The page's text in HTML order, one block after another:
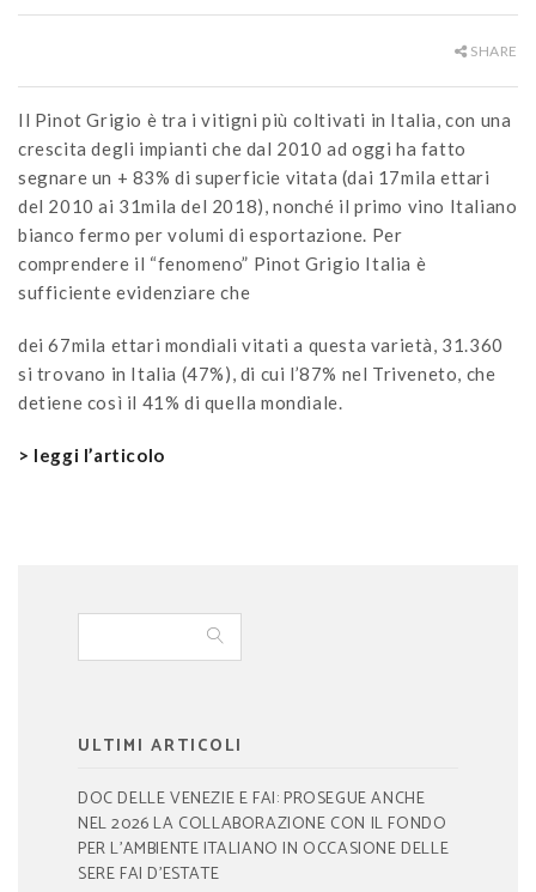
SHARE
Il Pinot Grigio è tra i vitigni più coltivati in Italia, con una
crescita degli impianti che dal 2010 ad oggi ha fatto
segnare un + 83% di superficie vitata (dai 17mila ettari
del 2010 ai 31mila del 2018), nonché il primo vino Italiano
bianco fermo per volumi di esportazione. Per
comprendere il “fenomeno” Pinot Grigio Italia è
sufficiente evidenziare che
dei 67mila ettari mondiali vitati a questa varietà, 31.360
si trovano in Italia (47%), di cui l’87% nel Triveneto, che
detiene così il 41% di quella mondiale.
> leggi l’articolo
ULTIMI ARTICOLI
DOC DELLE VENEZIE E FAI: PROSEGUE ANCHE
NEL 2026 LA COLLABORAZIONE CON IL FONDO
PER L’AMBIENTE ITALIANO IN OCCASIONE DELLE
SERE FAI D’ESTATE